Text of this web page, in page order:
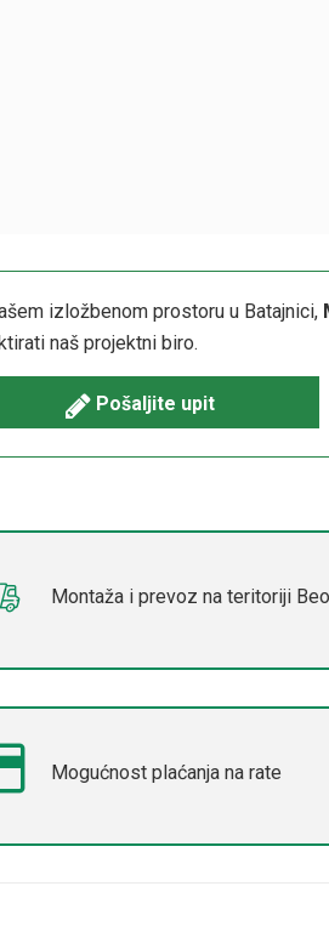
izložbenom prostoru u Batajnici,
naš projektni biro.
Pošaljite upit
Montaža i prevoz na teritoriji
Mogućnost plaćanja na rate